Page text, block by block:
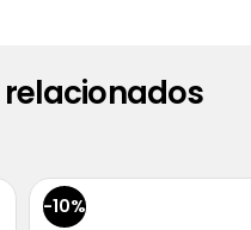
-10%